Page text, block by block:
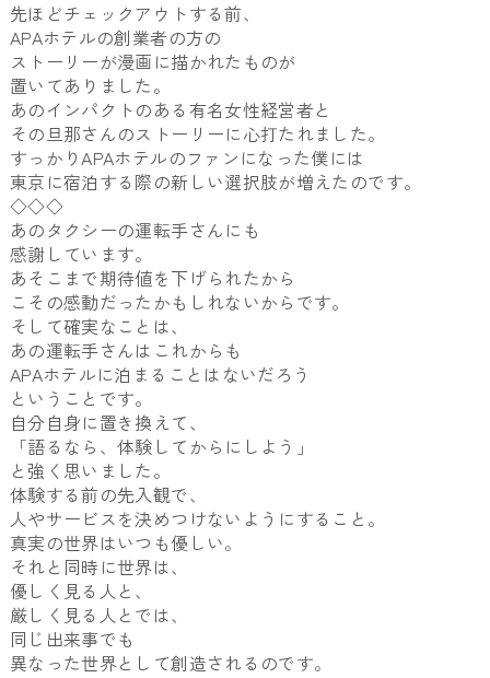
先ほどチェックアウトする前、
APAホテルの創業者の方の
ストーリーが漫画に描かれたものが
置いてありました。
あのインパクトのある有名女性経営者と
その旦那さんのストーリーに心打たれました。
すっかりAPAホテルのファンになった僕には
東京に宿泊する際の新しい選択肢が増えたのです。
◇◇◇
あのタクシーの運転手さんにも
感謝しています。
あそこまで期待値を下げられたから
こその感動だったかもしれないからです。
そして確実なことは、
あの運転手さんはこれからも
APAホテルに泊まることはないだろう
ということです。
自分自身に置き換えて、
「語るなら、体験してからにしよう」
と強く思いました。
体験する前の先入観で、
人やサービスを決めつけないようにすること。
真実の世界はいつも優しい。
それと同時に世界は、
優しく見る人と、
厳しく見る人とでは、
同じ出来事でも
異なった世界として創造されるのです。